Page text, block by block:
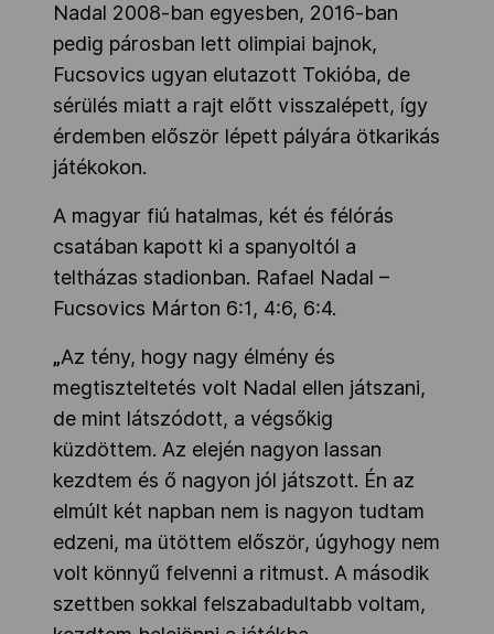
Nadal 2008-ban egyesben, 2016-ban
pedig párosban lett olimpiai bajnok,
Fucsovics ugyan elutazott Tokióba, de
sérülés miatt a rajt előtt visszalépett, így
érdemben először lépett pályára ötkarikás
játékokon.
A magyar fiú hatalmas, két és félórás
csatában kapott ki a spanyoltól a
teltházas stadionban. Rafael Nadal –
Fucsovics Márton 6:1, 4:6, 6:4.
„Az tény, hogy nagy élmény és
megtiszteltetés volt Nadal ellen játszani,
de mint látszódott, a végsőkig
küzdöttem. Az elején nagyon lassan
kezdtem és ő nagyon jól játszott. Én az
elmúlt két napban nem is nagyon tudtam
edzeni, ma ütöttem először, úgyhogy nem
volt könnyű felvenni a ritmust. A második
szettben sokkal felszabadultabb voltam,